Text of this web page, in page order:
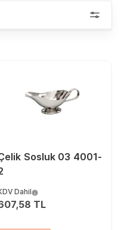
Sosluk 03 4001-
Dahil
TL